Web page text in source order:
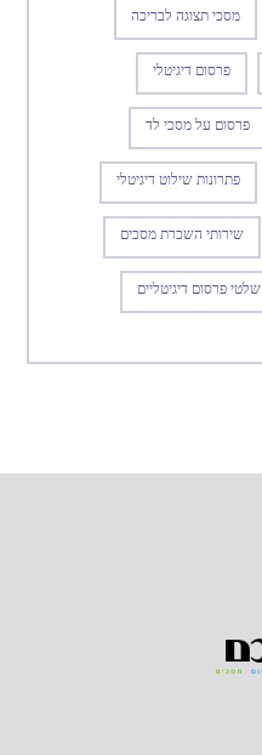
מסכי תצוגה לבריכה
פרסום דיגיטלי
פרסום על מסכי לד
פתרונות שילוט דיגיטלי
שירותי השכרת מסכים
שלטי פרסום דיגיטליים